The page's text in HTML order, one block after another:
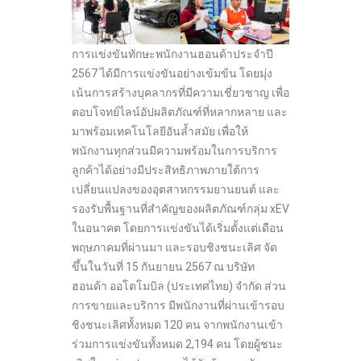
การแข่งขันทักษะพนักงานฮอนด้าประจำปี
2567 ได้มีการแข่งขันอย่างเข้มข้น โดยมุ่ง
เน้นการสร้างบุคลากรที่มีความเชี่ยวชาญ เพื่อ
ตอบโจทย์ไลน์อัปผลิตภัณฑ์ที่หลากหลาย และ
มาพร้อมเทคโนโลยีอันล้ำสมัย เพื่อให้
พนักงานทุกส่วนมีความพร้อมในการบริการ
ลูกค้าได้อย่างมีประสิทธิภาพภายใต้การ
เปลี่ยนแปลงของอุตสาหกรรมยานยนต์ และ
รองรับพื้นฐานที่สำคัญของผลิตภัณฑ์กลุ่ม xEV
ในอนาคต โดยการแข่งขันได้เริ่มตั้งแต่เดือน
พฤษภาคมที่ผ่านมา และรอบชิงชนะเลิศ จัด
ขึ้นในวันที่ 15 กันยายน 2567 ณ บริษัท
ฮอนด้า ออโตโมบิล (ประเทศไทย) จำกัด ส่วน
การขายและบริการ มีพนักงานที่ผ่านเข้ารอบ
ชิงชนะเลิศทั้งหมด 120 คน จากพนักงานเข้า
ร่วมการแข่งขันทั้งหมด 2,194 คน โดยผู้ชนะ